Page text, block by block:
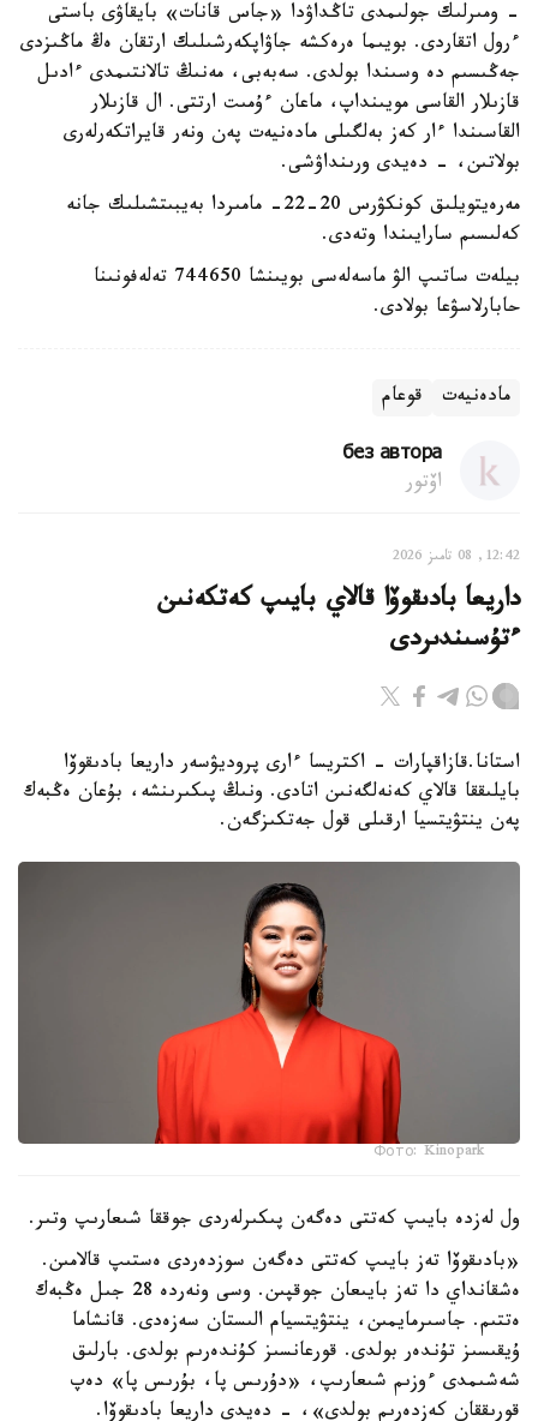
- ومىرلىك جولىمدى تاڭداۋدا «جاس قانات» بايقاۋى باستى
ءرول اتقاردى. بويىما ەرەكشە جاۋاپكەرشىلىك ارتقان ەڭ ماڭىزدى
جەڭىسىم دە وسىندا بولدى. سەبەبى، مەنىڭ تالانتىمدى ءادىل
قازىلار القاسى مويىنداپ، ماعان ءۇمىت ارتتى. ال قازىلار
القاسىندا ءار كەز بەلگىلى مادەنيەت پەن ونەر قايراتكەرلەرى
بولاتىن، - دەيدى ورىنداۋشى.
مەرەيتويلىق كونكۋرس 20-22- مامىردا بەيبىتشىلىك جانە
كەلىسىم سارايىندا وتەدى.
بيلەت ساتىپ الۋ ماسەلەسى بويىنشا 744650 تەلەفونىنا
حابارلاسۋعا بولادى.
مادەنيەت قوعام
без автора
اۆتور
12:42, 08 تامىز 2026
داريعا بادىقوۆا قالاي بايىپ كەتكەنىن
ءتۇسىندىردى
استانا.قازاقپارات - اكتريسا ءارى پروديۋسەر داريعا بادىقوۆا
بايلىققا قالاي كەنەلگەنىن اتادى. ونىڭ پىكىرىنشە، بۇعان ەڭبەك
پەن ينتۋيتسيا ارقىلى قول جەتكىزگەن.
Фото: Kinopark
ول لەزدە بايىپ كەتتى دەگەن پىكىرلەردى جوققا شىعارىپ وتىر.
«بادىقوۆا تەز بايىپ كەتتى دەگەن سوزدەردى ەستىپ قالامىن.
ەشقانداي دا تەز بايىعان جوقپىن. وسى ونەردە 28 جىل ەڭبەك
ەتتىم. جاسىرمايمىن، ينتۋيتسيام الىستان سەزەدى. قانشاما
ۇيقىسىز تۇندەر بولدى. قورعانسىز كۇندەرىم بولدى. بارلىق
شەشىمدى ءوزىم شىعارىپ، «دۇرىس پا، بۇرىس پا» دەپ
قورىققان كەزدەرىم بولدى»، - دەيدى داريعا بادىقوۆا.